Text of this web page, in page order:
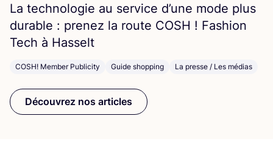
La tech­no­lo­gie au ser­vice d’une mode plus
durable : pre­nez la route COSH ! Fashion
Tech à Hasselt
COSH! Member Publicity Guide shopping La presse / Les médias
Découvrez nos articles